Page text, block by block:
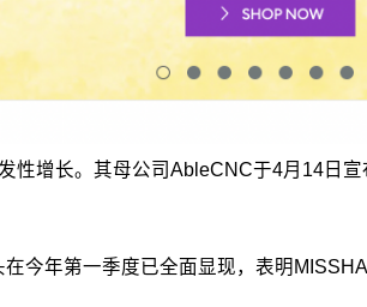
增长。其母公司AbleCNC于4月14日
今年第一季度已全面显现，表明